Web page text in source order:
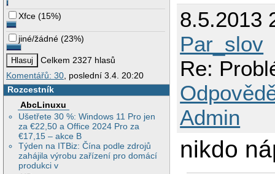
Xfce (15%)
jiné/žádné (23%)
Celkem 2327 hlasů
Komentářů: 30, poslední 3.4. 20:20
Rozcestník
AbcLinuxu
Ušetřete 30 %: Windows 11 Pro jen
za €22,50 a Office 2024 Pro za
€17,15 – akce B
Týden na ITBiz: Čína podle zdrojů
zahájila výrobu zařízení pro domácí
produkci v
8.5.2013
Par_slov
Re:
Admin
nikdo